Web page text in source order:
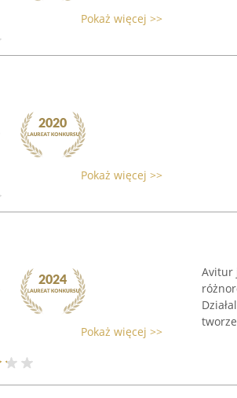
Pokaż więcej >>
Pokaż więcej >>
Pokaż więcej >>
Avitur